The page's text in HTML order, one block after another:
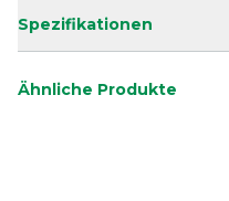
Spezifikationen
Ähnliche Produkte